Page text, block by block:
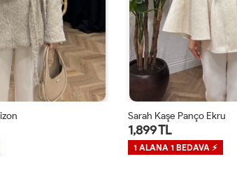
Sarah Kaşe Panço Ekru
1,899 TL
1 ALANA 1 BEDAVA ⚡